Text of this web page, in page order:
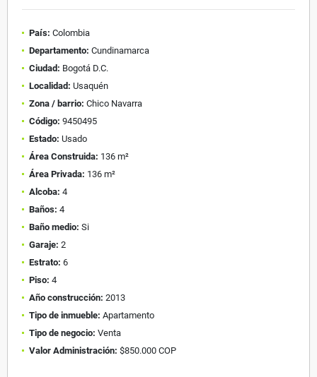
País: Colombia
Departamento: Cundinamarca
Ciudad: Bogotá D.C.
Localidad: Usaquén
Zona / barrio: Chico Navarra
Código: 9450495
Estado: Usado
Área Construida: 136 m²
Área Privada: 136 m²
Alcoba: 4
Baños: 4
Baño medio: Si
Garaje: 2
Estrato: 6
Piso: 4
Año construcción: 2013
Tipo de inmueble: Apartamento
Tipo de negocio: Venta
Valor Administración: $850.000 COP